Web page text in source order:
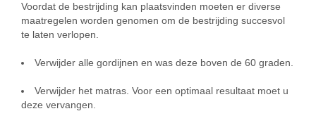
Voordat de bestrijding kan plaatsvinden moeten er diverse
maatregelen worden genomen om de bestrijding succesvol
te laten verlopen.
Verwijder alle gordijnen en was deze boven de 60 graden.
Verwijder het matras. Voor een optimaal resultaat moet u
deze vervangen.